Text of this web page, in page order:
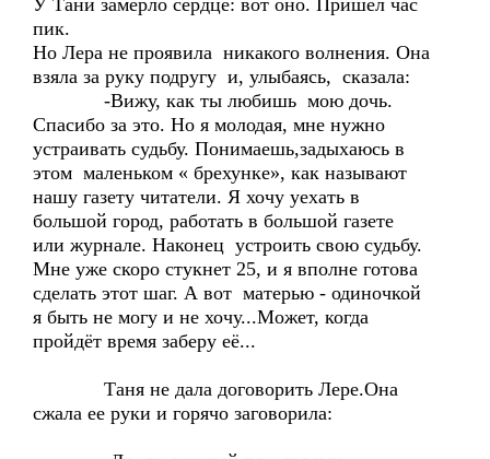
У Тани замерло сердце: вот оно. Пришел час
пик.
Но Лера не проявила никакого волнения. Она
взяла за руку подругу и, улыбаясь, сказала:
-Вижу, как ты любишь мою дочь.
Спасибо за это. Но я молодая, мне нужно
устраивать судьбу. Понимаешь,задыхаюсь в
этом маленьком « брехунке», как называют
нашу газету читатели. Я хочу уехать в
большой город, работать в большой газете
или журнале. Наконец устроить свою судьбу.
Мне уже скоро стукнет 25, и я вполне готова
сделать этот шаг. А вот матерью - одиночкой
я быть не могу и не хочу...Может, когда
пройдёт время заберу её...
Таня не дала договорить Лере.Она
сжала ее руки и горячо заговорила: